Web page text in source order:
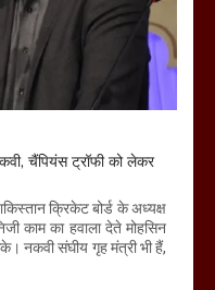
चैंपियंस ट्रॉफी को लेकर
क्रिकेट बोर्ड के अध्यक्ष
काम का हवाला देते मोहसिन
नकवी संघीय गृह मंत्री भी हैं,